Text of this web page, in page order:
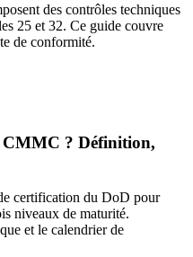
des contrôles techniques
25 et 32. Ce guide couvre
de conformité.
CMMC ? Définition,
certification du DoD pour
niveaux de maturité.
et le calendrier de